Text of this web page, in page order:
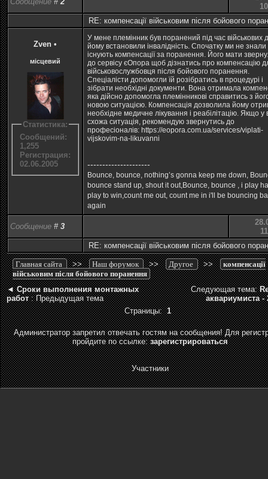
RE: компенсації військовим після бойового
Zven •
місцевий
Статистика:
Сообщений:
1,255
Регистрация:
02.06.2005
У мене племінник був поранений під час військових
йому встановили інвалідність. Спочатку ми не
існують компенсації за поранення. Його мати
до сервісу єОпора щоб дізнатись про компенсацію
військовослужбовця після бойового поранення.
Спеціалісти допомогли їй розібратись в процедурі і
зібрати необхідні документи. Вона отримала
яка дійсно допомогла племінникові справитись з
новою ситуацією. Компенсація дозволила йому
необхідне медичне лікування і реабілітацію. Якщо у
схожа ситуація, рекомендую звернутись до
професіоналів: https://eopora.com.ua/services/viplati-
vijskovim-na-likuvanni
---------------------
Bounce, bounce, nothing’s gonna keep me down,
bounce stand up, shout it out,Bounce, bounce , i play
play to win,count me out, count me in i'll be bouncing
again
Сообщение # 3
RE: компенсації військовим після бойового
Главная сайта >> Наш форумок >> Другое >> компенсації
військовим після бойового поранення
◄Сроки выполнения монтажных
работ: Предыдущая тема
Следующая тема:
аквариумиста -
Страницы:1
Администратор запретил отвечать гостям на сообщения! Для
пройдите по ссылке:зарегистрироваться
Участники